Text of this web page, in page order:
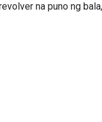
na puno ng